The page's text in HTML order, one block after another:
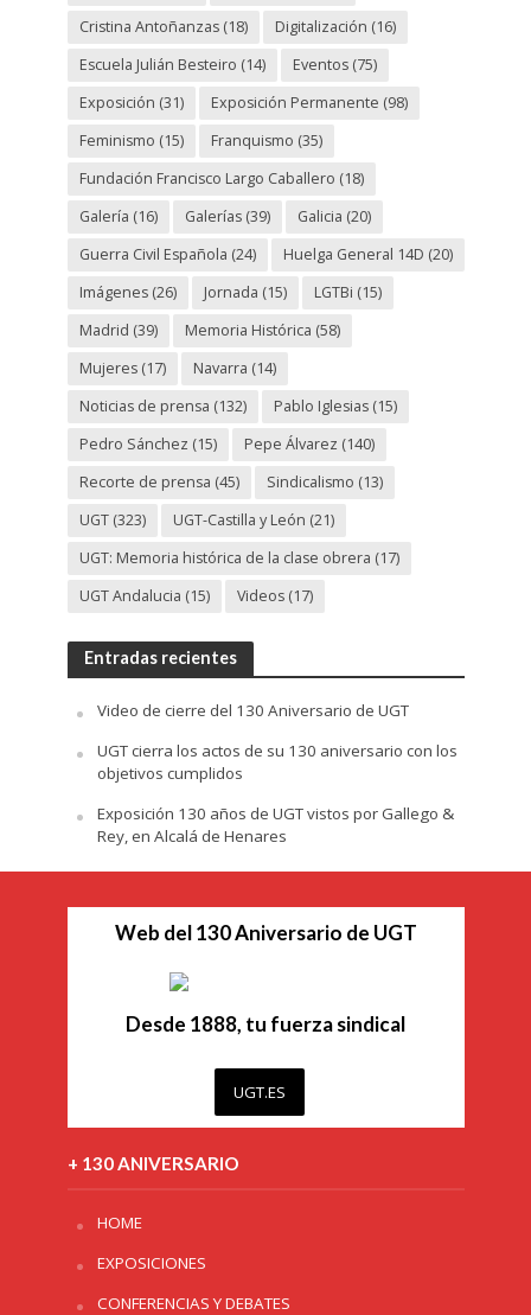
Cristina Antoñanzas(18) Digitalización (16)
Escuela Julián Besteiro (14) Eventos(75)
Exposición (31) Exposición Permanente (98)
Feminismo (15) Franquismo (35)
Fundación Francisco Largo Caballero (18)
Galería (16) Galerías(39) Galicia (20)
Guerra Civil Española (24) Huelga General 14D (20)
Imágenes(26) Jornada (15) LGTBi (15)
Madrid (39) Memoria Histórica (58)
Mujeres(17) Navarra (14)
Noticias de prensa (132) Pablo Iglesias(15)
Pedro Sánchez (15) Pepe Álvarez (140)
Recorte de prensa (45) Sindicalismo (13)
UGT(323) UGT-Castilla y León (21)
UGT: Memoria histórica de la clase obrera (17)
UGT Andalucia (15) Videos(17)
Entradas recientes
Video de cierre del 130 Aniversario de UGT
UGT cierra los actos de su 130 aniversario con los
objetivos cumplidos
Exposición 130 años de UGT vistos por Gallego &
Rey, en Alcalá de Henares
Web del 130 Aniversario de UGT
Desde 1888, tu fuerza sindical
UGT.ES
+ 130 ANIVERSARIO
HOME
EXPOSICIONES
CONFERENCIAS Y DEBATES